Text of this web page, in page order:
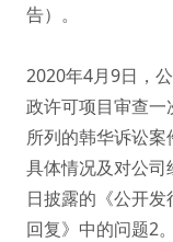
告）。
2020年4月9日，
政许可项目审查
所列的韩华诉讼
具体情况及对公
日披露的《公开
回复》中的问题2。